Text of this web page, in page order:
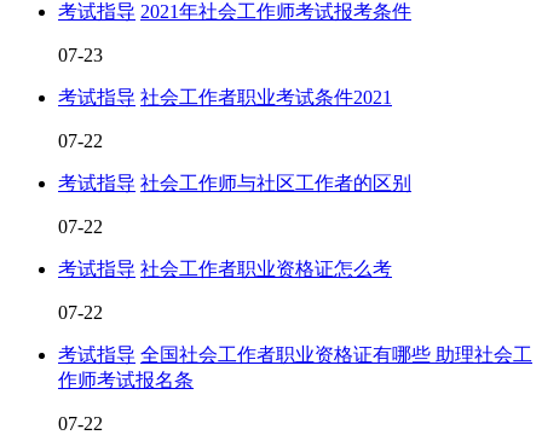
考试指导 2021年社会工作师考试报考条件
07-23
考试指导 社会工作者职业考试条件2021
07-22
考试指导 社会工作师与社区工作者的区别
07-22
考试指导 社会工作者职业资格证怎么考
07-22
考试指导 全国社会工作者职业资格证有哪些 助理社会工
作师考试报名条
07-22